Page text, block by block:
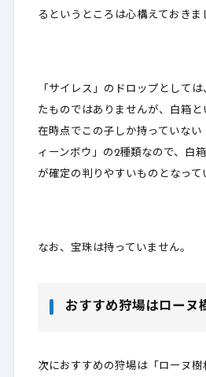
るというところは心構えておきま
「サイレス」のドロップとして
たものではありませんが、白箱
在時点でこの子しか持っていない
ィーンボウ」の2種類なので、白
が確定の判りやすいものとなって
なお、宝珠は持っていません。
おすすめ狩場はローヌ
次におすすめの狩場は「ローヌ樹